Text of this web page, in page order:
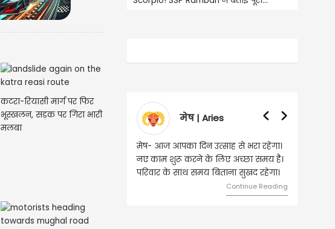
कटरा-रियासी मार्ग पर फिर
भूस्खलन, सड़क पर गिरा भारी
मलबा
मेष | Aries
मेष- आज आपका दिन उत्साह से भरा रहेगा।
नए काम शुरू करने के लिए अच्छा समय है।
परिवार के साथ समय बिताना सुखद रहेगा।
वृषभ | Taurus
वृष- आज का दिन इस राशि के जातकों के
लिए शुभ रहने वाला है। धन और नौकरी के
मामलों में सफलता मिलेगी। मित्रों से
मेलजोल बढ़ेगा। आर्थिक निवेश सोच-
समझकर...